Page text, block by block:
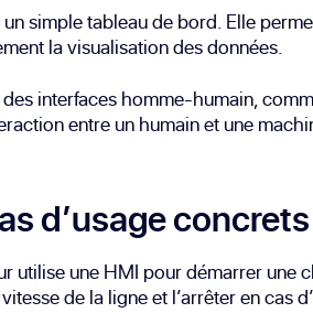
simple tableau de bord. Elle
la visualisation des données.
interfaces homme-humain,
entre un humain et une
d’usage concrets
utilise une HMI pour démarrer une
de la ligne et l’arrêter en cas